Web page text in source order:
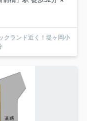
クランド近く！堤ヶ岡小